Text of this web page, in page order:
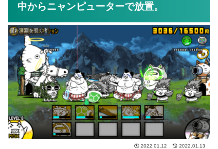
中からニャンピューターで放置。
星2-深淵を覗く者
2022.01.12 2022.01.13